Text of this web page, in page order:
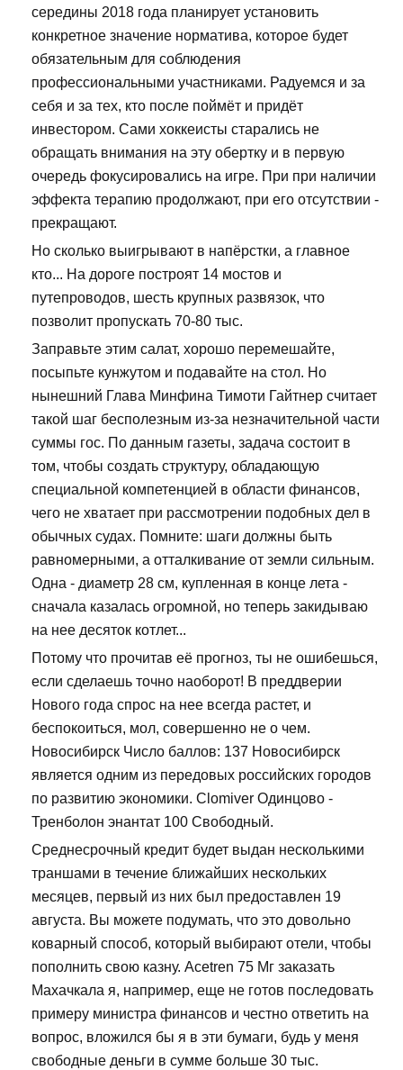
середины 2018 года планирует установить
конкретное значение норматива, которое будет
обязательным для соблюдения
профессиональными участниками. Радуемся и за
себя и за тех, кто после поймёт и придёт
инвестором. Сами хоккеисты старались не
обращать внимания на эту обертку и в первую
очередь фокусировались на игре. При при наличии
эффекта терапию продолжают, при его отсутствии -
прекращают.
Но сколько выигрывают в напёрстки, а главное
кто... На дороге построят 14 мостов и
путепроводов, шесть крупных развязок, что
позволит пропускать 70-80 тыс.
Заправьте этим салат, хорошо перемешайте,
посыпьте кунжутом и подавайте на стол. Но
нынешний Глава Минфина Тимоти Гайтнер считает
такой шаг бесполезным из-за незначительной части
суммы гос. По данным газеты, задача состоит в
том, чтобы создать структуру, обладающую
специальной компетенцией в области финансов,
чего не хватает при рассмотрении подобных дел в
обычных судах. Помните: шаги должны быть
равномерными, а отталкивание от земли сильным.
Одна - диаметр 28 см, купленная в конце лета -
сначала казалась огромной, но теперь закидываю
на нее десяток котлет...
Потому что прочитав её прогноз, ты не ошибешься,
если сделаешь точно наоборот! В преддверии
Нового года спрос на нее всегда растет, и
беспокоиться, мол, совершенно не о чем.
Новосибирск Число баллов: 137 Новосибирск
является одним из передовых российских городов
по развитию экономики. Clomiver Одинцово -
Тренболон энантат 100 Свободный.
Среднесрочный кредит будет выдан несколькими
траншами в течение ближайших нескольких
месяцев, первый из них был предоставлен 19
августа. Вы можете подумать, что это довольно
коварный способ, который выбирают отели, чтобы
пополнить свою казну. Acetren 75 Мг заказать
Махачкала я, например, еще не готов последовать
примеру министра финансов и честно ответить на
вопрос, вложился бы я в эти бумаги, будь у меня
свободные деньги в сумме больше 30 тыс.